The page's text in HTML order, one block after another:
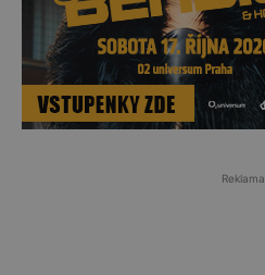
Reklama